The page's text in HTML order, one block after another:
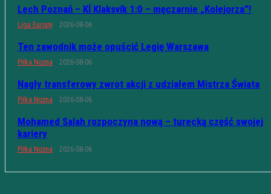
Lech Poznań – KÍ Klaksvík 1:0 – męczarnie „Kolejorza”!
Liga Europy 2026-08-06
Ten zawodnik może opuścić Legię Warszawa
Piłka Nożna 2026-08-06
Nagły transferowy zwrot akcji z udziałem Mistrza Świata
Piłka Nożna 2026-08-06
Mohamed Salah rozpoczyna nową – turecką część swojej
kariery
Piłka Nożna 2026-08-06